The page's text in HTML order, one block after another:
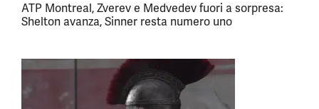
ATP Montreal, Zverev e Medvedev fuori a sorpresa:
Shelton avanza, Sinner resta numero uno